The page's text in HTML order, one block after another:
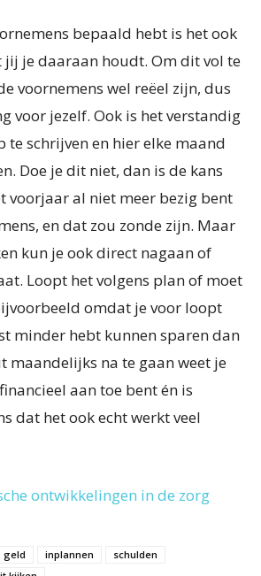
bepaald hebt is het ook
je daaraan houdt. Om dit vol te
voornemens wel reëel zijn, dus
voor jezelf. Ook is het verstandig
te schrijven en hier elke maand
Doe je dit niet, dan is de kans
voorjaar al niet meer bezig bent
en dat zou zonde zijn. Maar
kun je ook direct nagaan of
Loopt het volgens plan of moet
omdat je voor loopt
minder hebt kunnen sparen dan
maandelijks na te gaan weet je
aan toe bent én is
dat het ook echt werkt veel
ontwikkelingen in de zorg
geld inplannen
schulden